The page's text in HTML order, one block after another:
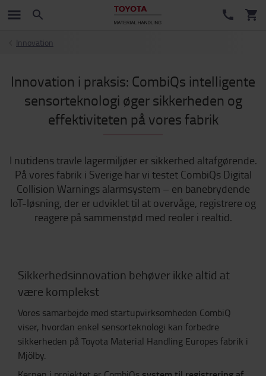
Innovation
Innovation i praksis: CombiQs intelligente
sensorteknologi øger sikkerheden og
effektiviteten på vores fabrik
I nutidens travle lagermiljøer er sikkerhed altafgørende.
På vores fabrik i Sverige har vi testet CombiQs Digital
Collision Warnings alarmsystem – en banebrydende
IoT-løsning, der er udviklet til at overvåge, registrere og
reagere på sammenstød med reoler i realtid.
Sikkerhedsinnovation behøver ikke altid at
være komplekst
Vores samarbejde med startupvirksomheden CombiQ
viser, hvordan enkel sensorteknologi kan forbedre
sikkerheden på Toyota Material Handling Europes fabrik i
Mjölby.